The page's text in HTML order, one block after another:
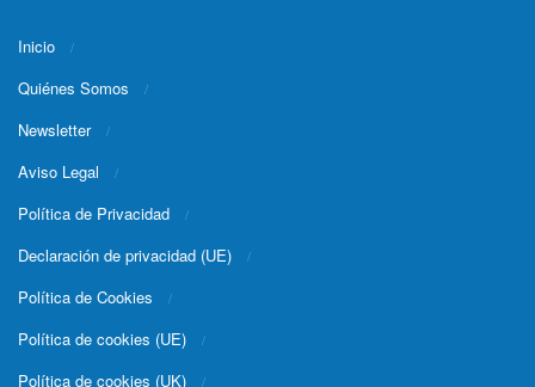
Inicio
Quiénes Somos
Newsletter
Aviso Legal
Política de Privacidad
Declaración de privacidad (UE)
Política de Cookies
Política de cookies (UE)
Política de cookies (UK)